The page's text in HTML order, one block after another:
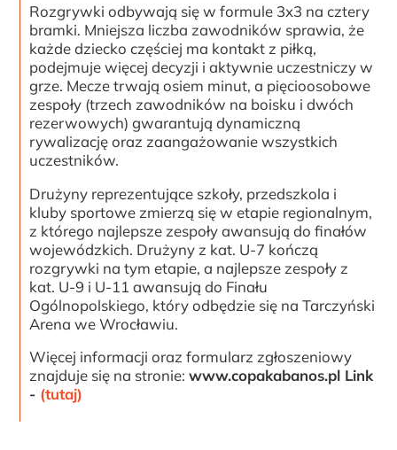
Rozgrywki odbywają się w formule 3x3 na cztery
bramki. Mniejsza liczba zawodników sprawia, że
każde dziecko częściej ma kontakt z piłką,
podejmuje więcej decyzji i aktywnie uczestniczy w
grze. Mecze trwają osiem minut, a pięcioosobowe
zespoły (trzech zawodników na boisku i dwóch
rezerwowych) gwarantują dynamiczną
rywalizację oraz zaangażowanie wszystkich
uczestników.
Drużyny reprezentujące szkoły, przedszkola i
kluby sportowe zmierzą się w etapie regionalnym,
z którego najlepsze zespoły awansują do finałów
wojewódzkich. Drużyny z kat. U-7 kończą
rozgrywki na tym etapie, a najlepsze zespoły z
kat. U-9 i U-11 awansują do Finału
Ogólnopolskiego, który odbędzie się na Tarczyński
Arena we Wrocławiu.
Więcej informacji oraz formularz zgłoszeniowy
znajduje się na stronie:www.copakabanos.pl Link
- (tutaj)